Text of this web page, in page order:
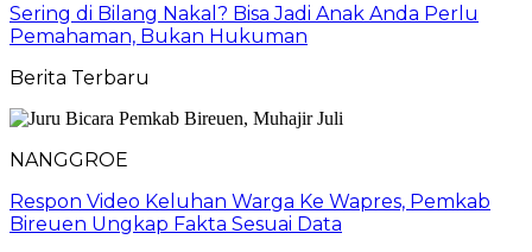
Sering di Bilang Nakal? Bisa Jadi Anak Anda Perlu
Pemahaman, Bukan Hukuman
Berita Terbaru
NANGGROE
Respon Video Keluhan Warga Ke Wapres, Pemkab
Bireuen Ungkap Fakta Sesuai Data